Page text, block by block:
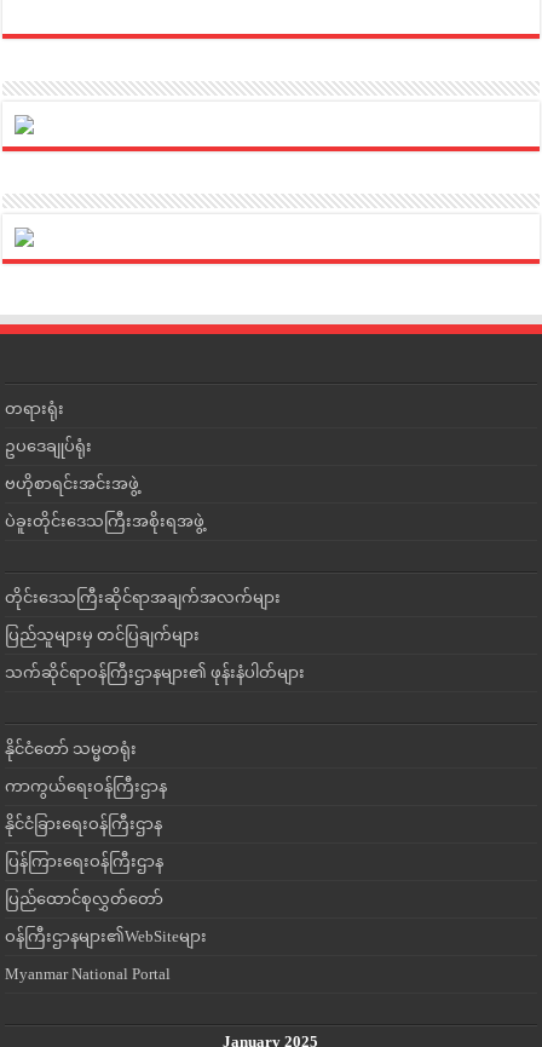
တရားရုံး
ဥပဒေချုပ်ရုံး
ဗဟိုစာရင်းအင်းအဖွဲ့
ပဲခူးတိုင်းဒေသကြီးအစိုးရအဖွဲ့
တိုင်းဒေသကြီးဆိုင်ရာအချက်အလက်များ
ပြည်သူများမှ တင်ပြချက်များ
သက်ဆိုင်ရာဝန်ကြီးဌာနများ၏ ဖုန်းနံပါတ်များ
နိုင်ငံတော် သမ္မတရုံး
ကာကွယ်ရေးဝန်ကြီးဌာန
နိုင်ငံခြားရေးဝန်ကြီးဌာန
ပြန်ကြားရေးဝန်ကြီးဌာန
ပြည်ထောင်စုလွှတ်တော်
ဝန်ကြီးဌာနများ၏WebSiteများ
Myanmar National Portal
January 2025